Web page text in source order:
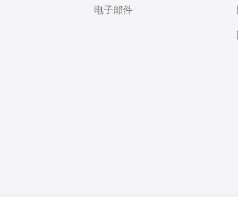
电子邮件